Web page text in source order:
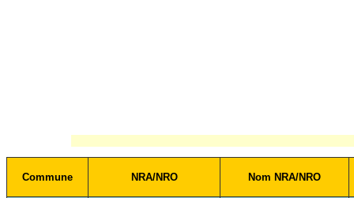
Commune NRA/NRO Nom NRA/NRO